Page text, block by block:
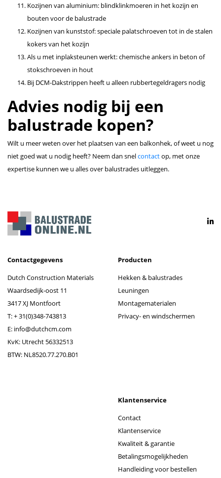
Kozijnen van aluminium: blindklinkmoeren in het kozijn en
bouten voor de balustrade
Kozijnen van kunststof: speciale palatschroeven tot in de stalen
kokers van het kozijn
Als u met inplaksteunen werkt: chemische ankers in beton of
stokschroeven in hout
Bij DCM-Dakstrippen heeft u alleen rubbertegeldragers nodig
Advies nodig bij een
balustrade kopen?
Wilt u meer weten over het plaatsen van een balkonhek, of weet u nog
niet goed wat u nodig heeft? Neem dan snelcontactop, met onze
expertise kunnen we u alles over balustrades uitleggen.
Contactgegevens
Dutch Construction Materials
Waardsedijk-oost 11
3417 XJ Montfoort
T:+ 31(0)348-743813
E: info@dutchcm.com
KvK: Utrecht 56332513
BTW: NL8520.77.270.B01
Producten
Hekken & balustrades
Leuningen
Montagematerialen
Privacy- en windschermen
Klantenservice
Contact
Klantenservice
Kwaliteit & garantie
Betalingsmogelijkheden
Handleiding voor bestellen